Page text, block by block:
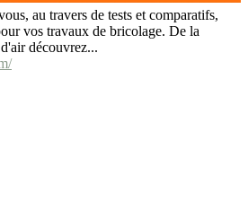
au travers de tests et comparatifs,
vos travaux de bricolage. De la
découvrez...